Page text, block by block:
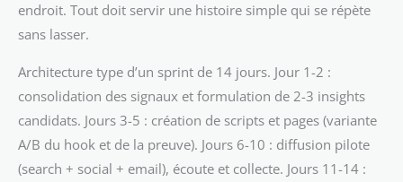
endroit. Tout doit servir une histoire simple qui se répète
sans lasser.
Architecture type d’un sprint de 14 jours. Jour 1-2 :
consolidation des signaux et formulation de 2-3 insights
candidats. Jours 3-5 : création de scripts et pages (variante
A/B du hook et de la preuve). Jours 6-10 : diffusion pilote
(search + social + email), écoute et collecte. Jours 11-14 :